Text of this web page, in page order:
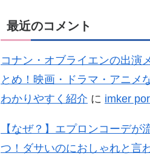
最近のコメント
コナン・オブライエンの出演
とめ！映画・ドラマ・アニメ
わかりやすく紹介 に imker
【なぜ？】エプロンコーデが
つ！ダサいのにおしゃれと言